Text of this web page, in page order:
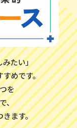
みたい」
めです。
を
、
きます。